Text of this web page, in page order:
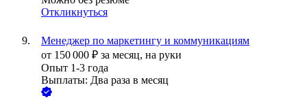
Откликнуться
Менеджер по маркетингу и коммуникациям
от 150 000 ₽ за месяц, на руки
Опыт 1-3 года
Выплаты: Два раза в месяц